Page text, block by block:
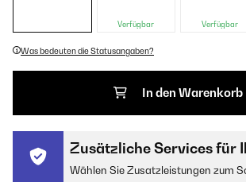
Verfügbar Verfügbar
Was bedeuten die Statusangaben?
In den Warenkorb
Zusätzliche Services für
Wählen Sie Zusatzleistungen zum